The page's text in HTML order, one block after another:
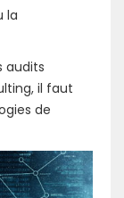
la
audits
il faut
de